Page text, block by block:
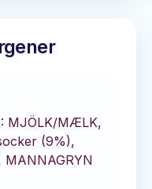
MJÖLK/MÆLK,
(9%),